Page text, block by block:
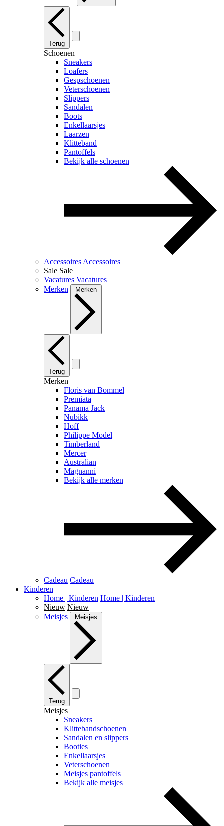
Terug
Schoenen
Sneakers
Loafers
Gespschoenen
Veterschoenen
Slippers
Sandalen
Boots
Enkellaarsjes
Laarzen
Klitteband
Pantoffels
Bekijk alle schoenen
Accessoires Accessoires
Sale Sale
Vacatures Vacatures
Merken
Merken
Terug
Merken
Floris van Bommel
Premiata
Panama Jack
Nubikk
Hoff
Philippe Model
Timberland
Mercer
Australian
Magnanni
Bekijk alle merken
Cadeau Cadeau
Kinderen
Home | Kinderen Home | Kinderen
Nieuw Nieuw
Meisjes
Meisjes
Terug
Meisjes
Sneakers
Klittebandschoenen
Sandalen en slippers
Booties
Enkellaarsjes
Veterschoenen
Meisjes pantoffels
Bekijk alle meisjes